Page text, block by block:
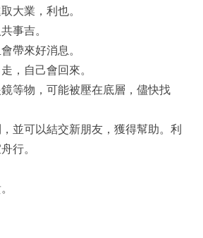
大業，利也。
事吉。
帶來好消息。
，自己會回來。
等物，可能被壓在底層，儘快找
並可以結交新朋友，獲得幫助。利
行。